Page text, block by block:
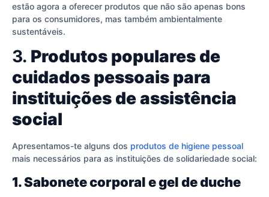
estão agora a oferecer produtos que não são apenas bons
para os consumidores, mas também ambientalmente
sustentáveis.
3. Produtos populares de
cuidados pessoais para
instituições de assistência
social
Apresentamos-te alguns dos produtos de higiene pessoal
mais necessários para as instituições de solidariedade social:
1. Sabonete corporal e gel de duche